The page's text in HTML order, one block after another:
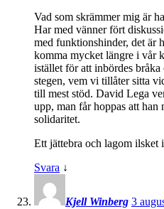
Vad som skrämmer mig är
Har med vänner fört
med funktionshinder, det är
komma mycket längre i vår
istället för att inbördes bråka
stegen, vem vi tillåter sitta
till mest stöd. David Lega
upp, man får hoppas att han
solidaritet.
Ett jättebra och lagom ilsket
Svara ↓
Kjell Winberg 3